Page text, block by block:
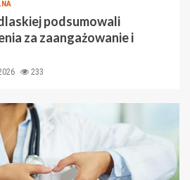
podsumowali
za zaangażowanie i
233